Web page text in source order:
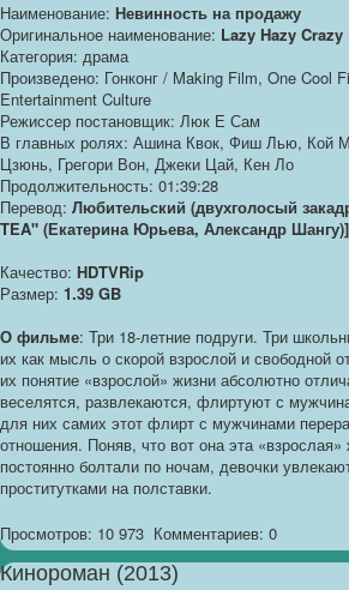
Наименование: Невинность на продажу
Оригинальное наименование: Lazy Hazy Crazy
Категория: драма
Произведено: Гонконг / Making Film, One Cool
Entertainment Culture
Режиссер постановщик: Люк Е Сам
В главных ролях: Ашина Квок, Фиш Лью, Кой
Цзюнь, Грегори Вон, Джеки Цай, Кен Ло
Продолжительность: 01:39:28
Перевод: Любительский (двухголосый
TEA" (Екатерина Юрьева, Александр Шангу)]
Качество: HDTVRip
Размер: 1.39 GB
О фильме: Три 18-летние подруги. Три
их как мысль о скорой взрослой и свободной
их понятие «взрослой» жизни абсолютно
веселятся, развлекаются, флиртуют с
для них самих этот флирт с мужчинами
отношения. Поняв, что вот она эта «взрослая»
постоянно болтали по ночам, девочки
проститутками на полставки.
Просмотров: 10 973 Комментариев: 0
Кинороман (2013)